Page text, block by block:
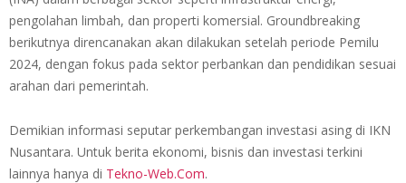
pengolahan limbah, dan properti komersial. Groundbreaking
berikutnya direncanakan akan dilakukan setelah periode Pemilu
2024, dengan fokus pada sektor perbankan dan pendidikan sesuai
arahan dari pemerintah.
Demikian informasi seputar perkembangan investasi asing di IKN
Nusantara. Untuk berita ekonomi, bisnis dan investasi terkini
lainnya hanya di Tekno-Web.Com.